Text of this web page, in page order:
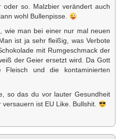
so. Malzbier verändert auch
wohl Bullenpisse.
wie man bei einer nur mal neuen
ist ja sehr fleißig, was Verbote
mit Rumgeschmack der
der Geier ersetzt wird. Da Gott
und die kontaminierten
so das du vor lauter Gesundheit
ist EU Like. Bullshit.